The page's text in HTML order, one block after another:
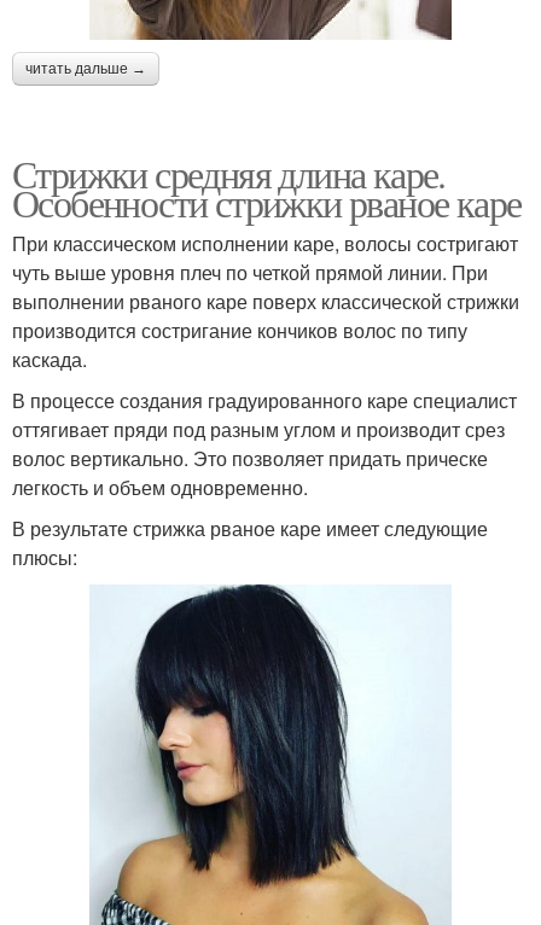
читать дальше →
Стрижки средняя длина каре.
Особенности стрижки рваное каре
При классическом исполнении каре, волосы состригают
чуть выше уровня плеч по четкой прямой линии. При
выполнении рваного каре поверх классической стрижки
производится состригание кончиков волос по типу
каскада.
В процессе создания градуированного каре специалист
оттягивает пряди под разным углом и производит срез
волос вертикально. Это позволяет придать прическе
легкость и объем одновременно.
В результате стрижка рваное каре имеет следующие
плюсы: